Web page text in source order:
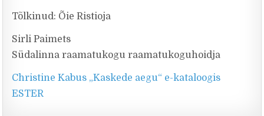
Tõlkinud: Õie Ristioja
Sirli Paimets
Südalinna raamatukogu raamatukoguhoidja
Christine Kabus „Kaskede aegu“ e-kataloogis
ESTER